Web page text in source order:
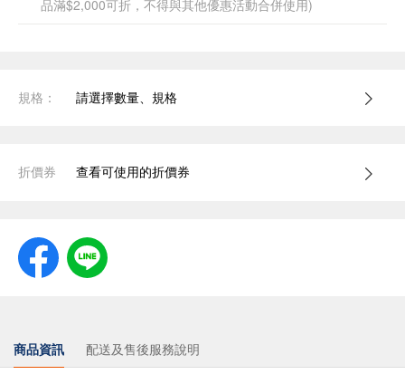
品滿$2,000可折，不得與其他優惠活動合併使用)
規格： 請選擇數量、規格
折價券 查看可使用的折價券
商品資訊 配送及售後服務說明